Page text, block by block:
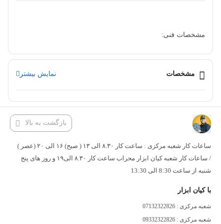
مشخصات فنی:
تولید شده بر اساس سطح کیفیت صنعتی با طراحی برتر و دندانه‌های
تنگستن کارباید که حداکثر مقاومت در حین کار و افزایش طول عمر را
– طراحی پیشرفته بر اساس استانداردهای ATB (برای چوب‌های سخت
مانند نئوپان) و TCG (برای چوب‌های چندلایه مانند ام دی اف و …)
– لبه‌های تیغه از جنس کاربید تولید شده تا در برابر فشارها مقاومت بالایی
داشته باشد.
– دارای بدنه فولادی مستحکم که بالاترین دقت و مقاومت را در برابر
– طراحی منحصر به فرد دندانه‌ها برای تسهیل فرایند برش
– بسته بندی شده در جعبه حرفه‌ای طراحی شده توسط رونیکس به
مشخصات نمایش بیشتر
بازگشت به بالا
ساعات کار شعبه مرکزی : ساعت کار ۸.۳۰ الی ۱۳ ( صبح) ۱۶ الی ۲۰ (عصر )
/ ساعات کار شعبه کیان ابزار محراب ساعت کار ۸.۳۰ الی۱۹ و روز های پنج
شنبه از ساعت 8:30 الی 13:30
با کیان ابزار
شعبه مرکزی : 07132322826
شعبه مرکزی : 09332322826